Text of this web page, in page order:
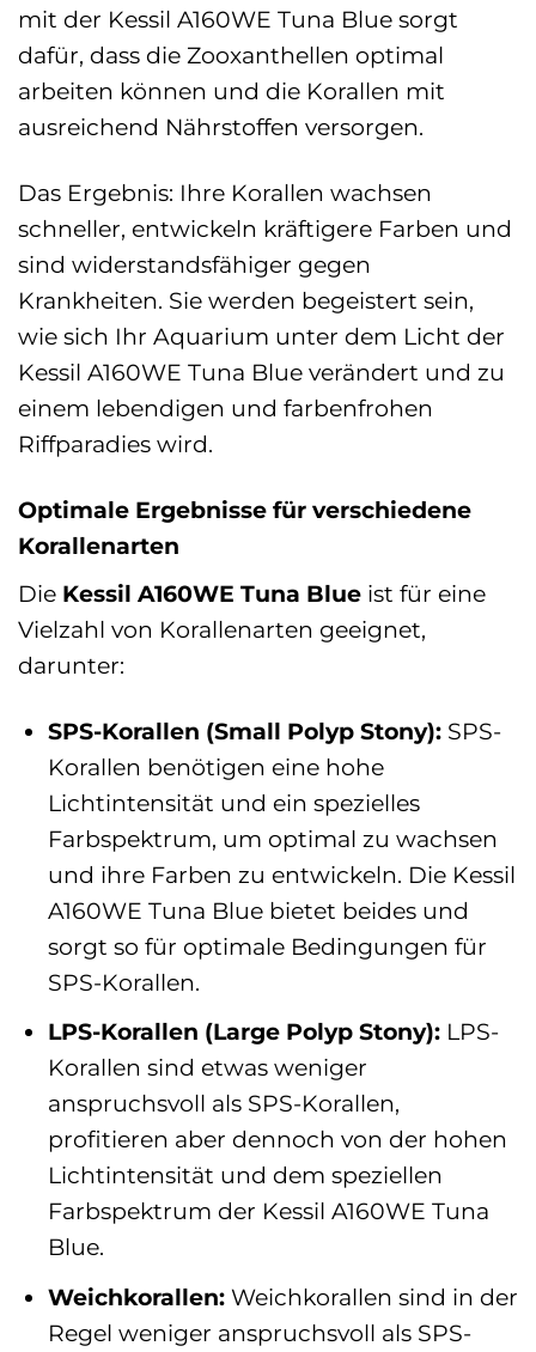
mit der Kessil A160WE Tuna Blue sorgt
dafür, dass die Zooxanthellen optimal
arbeiten können und die Korallen mit
ausreichend Nährstoffen versorgen.
Das Ergebnis: Ihre Korallen wachsen
schneller, entwickeln kräftigere Farben und
sind widerstandsfähiger gegen
Krankheiten. Sie werden begeistert sein,
wie sich Ihr Aquarium unter dem Licht der
Kessil A160WE Tuna Blue verändert und zu
einem lebendigen und farbenfrohen
Riffparadies wird.
Optimale Ergebnisse für verschiedene
Korallenarten
Die Kessil A160WE Tuna Blue ist für eine
Vielzahl von Korallenarten geeignet,
darunter:
SPS-Korallen (Small Polyp Stony):SPS-
Korallen benötigen eine hohe
Lichtintensität und ein spezielles
Farbspektrum, um optimal zu wachsen
und ihre Farben zu entwickeln. Die Kessil
A160WE Tuna Blue bietet beides und
sorgt so für optimale Bedingungen für
SPS-Korallen.
LPS-Korallen (Large Polyp Stony):LPS-
Korallen sind etwas weniger
anspruchsvoll als SPS-Korallen,
profitieren aber dennoch von der hohen
Lichtintensität und dem speziellen
Farbspektrum der Kessil A160WE Tuna
Blue.
Weichkorallen:Weichkorallen sind in der
Regel weniger anspruchsvoll als SPS-